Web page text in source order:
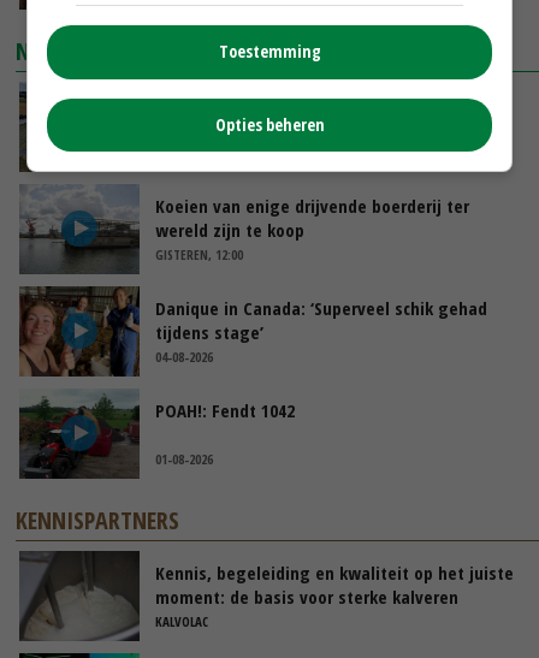
NIEUWSTE VIDEO'S
Droogte veroorzaakt steeds meer problemen:
‘Bassin afgelopen week al leeg’
GISTEREN, 14:06
Koeien van enige drijvende boerderij ter
wereld zijn te koop
GISTEREN, 12:00
Danique in Canada: ‘Superveel schik gehad
tijdens stage’
04-08-2026
POAH!: Fendt 1042
01-08-2026
KENNISPARTNERS
Kennis, begeleiding en kwaliteit op het juiste
moment: de basis voor sterke kalveren
KALVOLAC
Toestemming
Opties beheren